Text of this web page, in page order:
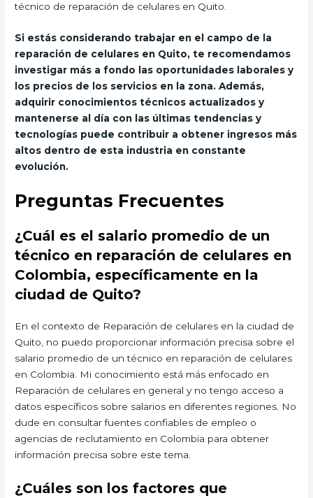
técnico de reparación de celulares en Quito.
Si estás considerando trabajar en el campo de la
reparación de celulares en Quito, te recomendamos
investigar más a fondo las oportunidades laborales y
los precios de los servicios en la zona. Además,
adquirir conocimientos técnicos actualizados y
mantenerse al día con las últimas tendencias y
tecnologías puede contribuir a obtener ingresos más
altos dentro de esta industria en constante
evolución.
Preguntas Frecuentes
¿Cuál es el salario promedio de un
técnico en reparación de celulares en
Colombia, específicamente en la
ciudad de Quito?
En el contexto de Reparación de celulares en la ciudad de
Quito, no puedo proporcionar información precisa sobre el
salario promedio de un técnico en reparación de celulares
en Colombia. Mi conocimiento está más enfocado en
Reparación de celulares en general y no tengo acceso a
datos específicos sobre salarios en diferentes regiones. No
dude en consultar fuentes confiables de empleo o
agencias de reclutamiento en Colombia para obtener
información precisa sobre este tema.
¿Cuáles son los factores que